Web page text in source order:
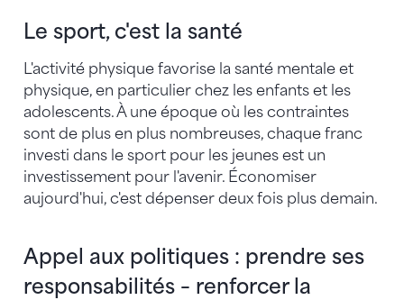
Le sport, c'est la santé
L'activité physique favorise la santé mentale et
physique, en particulier chez les enfants et les
adolescents. À une époque où les contraintes
sont de plus en plus nombreuses, chaque franc
investi dans le sport pour les jeunes est un
investissement pour l'avenir. Économiser
aujourd'hui, c'est dépenser deux fois plus demain.
Appel aux politiques : prendre ses
responsabilités – renforcer la